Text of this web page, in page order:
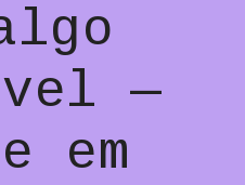
—
em